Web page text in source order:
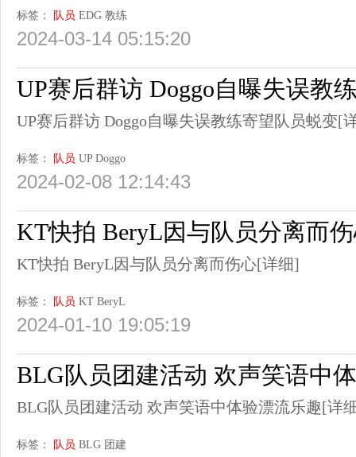
标签： 队员 EDG 教练
2024-03-14 05:15:20
UP赛后群访 Doggo自曝失误教
UP赛后群访 Doggo自曝失误教练寄望队员蜕变[
标签： 队员 UP Doggo
2024-02-08 12:14:43
KT快拍 BeryL因与队员分离而
KT快拍 BeryL因与队员分离而伤心[详细]
标签： 队员 KT BeryL
2024-01-10 19:05:19
BLG队员团建活动 欢声笑语中
BLG队员团建活动 欢声笑语中体验漂流乐趣[详
标签： 队员 BLG 团建